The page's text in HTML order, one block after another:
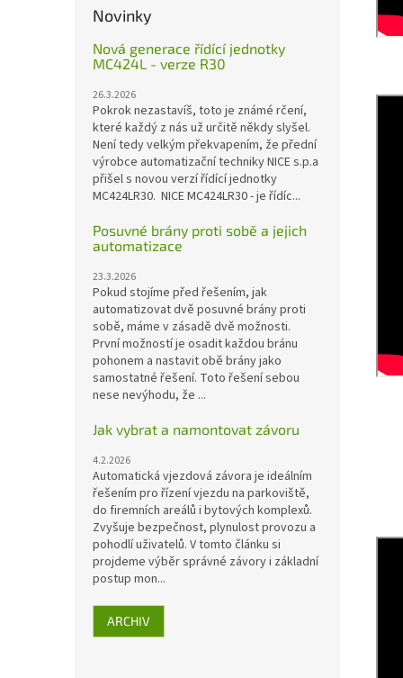
Novinky
Nová generace řídící jednotky
MC424L - verze R30
26.3.2026
Pokrok nezastavíš, toto je známé rčení,
které každý z nás už určitě někdy slyšel.
Není tedy velkým překvapením, že přední
výrobce automatizační techniky NICE s.p.a
přišel s novou verzí řídící jednotky
MC424LR30. NICE MC424LR30 - je řídíc...
Posuvné brány proti sobě a jejich
automatizace
23.3.2026
Pokud stojíme před řešením, jak
automatizovat dvě posuvné brány proti
sobě, máme v zásadě dvě možnosti.
První možností je osadit každou bránu
pohonem a nastavit obě brány jako
samostatné řešení. Toto řešení sebou
nese nevýhodu, že ...
Jak vybrat a namontovat závoru
4.2.2026
Automatická vjezdová závora je ideálním
řešením pro řízení vjezdu na parkoviště,
do firemních areálů i bytových komplexů.
Zvyšuje bezpečnost, plynulost provozu a
pohodlí uživatelů. V tomto článku si
projdeme výběr správné závory i základní
postup mon...
ARCHIV